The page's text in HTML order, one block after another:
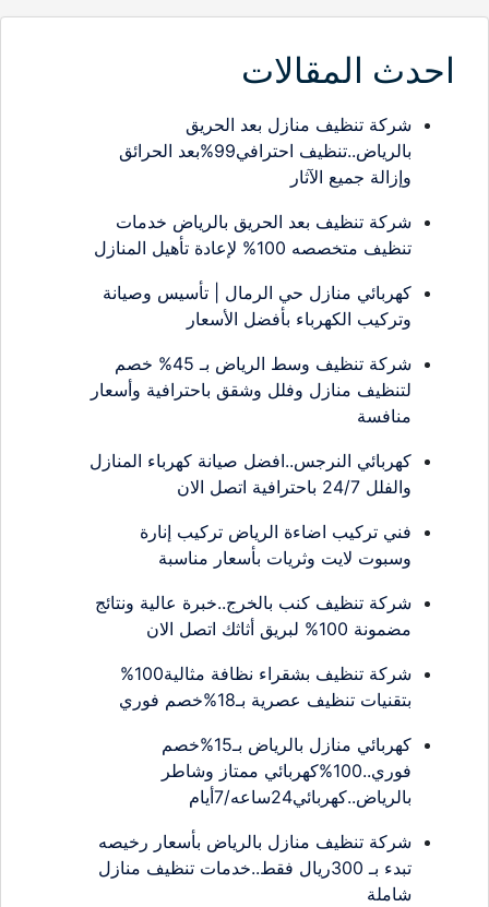
احدث المقالات
شركة تنظيف منازل بعد الحريق
بالرياض..تنظيف احترافي99%بعد الحرائق
وإزالة جميع الآثار
شركة تنظيف بعد الحريق بالرياض خدمات
تنظيف متخصصه 100% لإعادة تأهيل المنازل
كهربائي منازل حي الرمال | تأسيس وصيانة
وتركيب الكهرباء بأفضل الأسعار
شركة تنظيف وسط الرياض بـ 45% خصم
لتنظيف منازل وفلل وشقق باحترافية وأسعار
منافسة
كهربائي النرجس..افضل صيانة كهرباء المنازل
والفلل 24/7 باحترافية اتصل الان
فني تركيب اضاءة الرياض تركيب إنارة
وسبوت لايت وثريات بأسعار مناسبة
شركة تنظيف كنب بالخرج..خبرة عالية ونتائج
مضمونة 100% لبريق أثاثك اتصل الان
شركة تنظيف بشقراء نظافة مثالية100%
بتقنيات تنظيف عصرية بـ18%خصم فوري
كهربائي منازل بالرياض بـ15%خصم
فوري..100%كهربائي ممتاز وشاطر
بالرياض..كهربائي24ساعه/7أيام
شركة تنظيف منازل بالرياض بأسعار رخيصه
تبدء بـ 300ريال فقط..خدمات تنظيف منازل
شاملة